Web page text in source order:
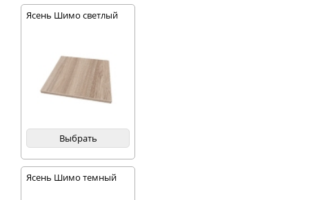
Ясень Шимо светлый
Выбрать
Ясень Шимо темный